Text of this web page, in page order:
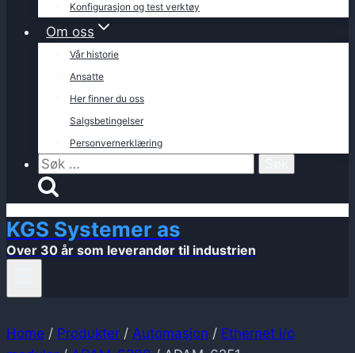
Konfigurasjon og test verktøy
Om oss
Vår historie
Ansatte
Her finner du oss
Salgsbetingelser
Personvernerklæring
Søk
etter:
KGS Systemer as
Over 30 år som leverandør til industrien
Home / Produkter / Automasjon / Ethernet i/o